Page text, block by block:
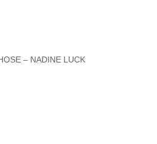
– NADINE LUCK